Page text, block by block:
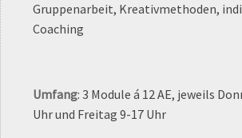
Gruppenarbeit, Kreativmethoden,
Coaching
Umfang: 3 Module á 12 AE, jeweils
Uhr und Freitag 9-17 Uhr